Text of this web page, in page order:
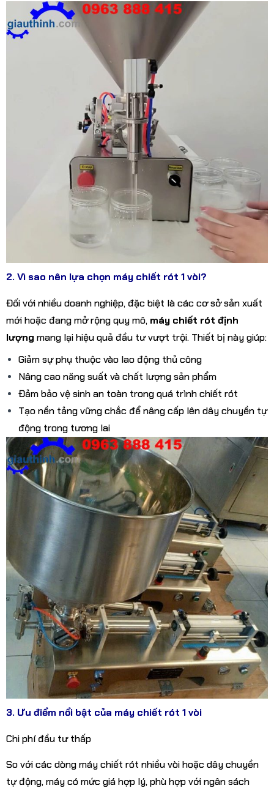
2. Vì sao nên lựa chọn máy chiết rót 1 vòi?
Đối với nhiều doanh nghiệp, đặc biệt là các cơ sở sản xuất
mới hoặc đang mở rộng quy mô, máy chiết rót định
lượng mang lại hiệu quả đầu tư vượt trội. Thiết bị này giúp:
Giảm sự phụ thuộc vào lao động thủ công
Nâng cao năng suất và chất lượng sản phẩm
Đảm bảo vệ sinh an toàn trong quá trình chiết rót
Tạo nền tảng vững chắc để nâng cấp lên dây chuyền tự
động trong tương lai
3. Ưu điểm nổi bật của máy chiết rót 1 vòi
Chi phí đầu tư thấp
So với các dòng máy chiết rót nhiều vòi hoặc dây chuyền
tự động, máy có mức giá hợp lý, phù hợp với ngân sách